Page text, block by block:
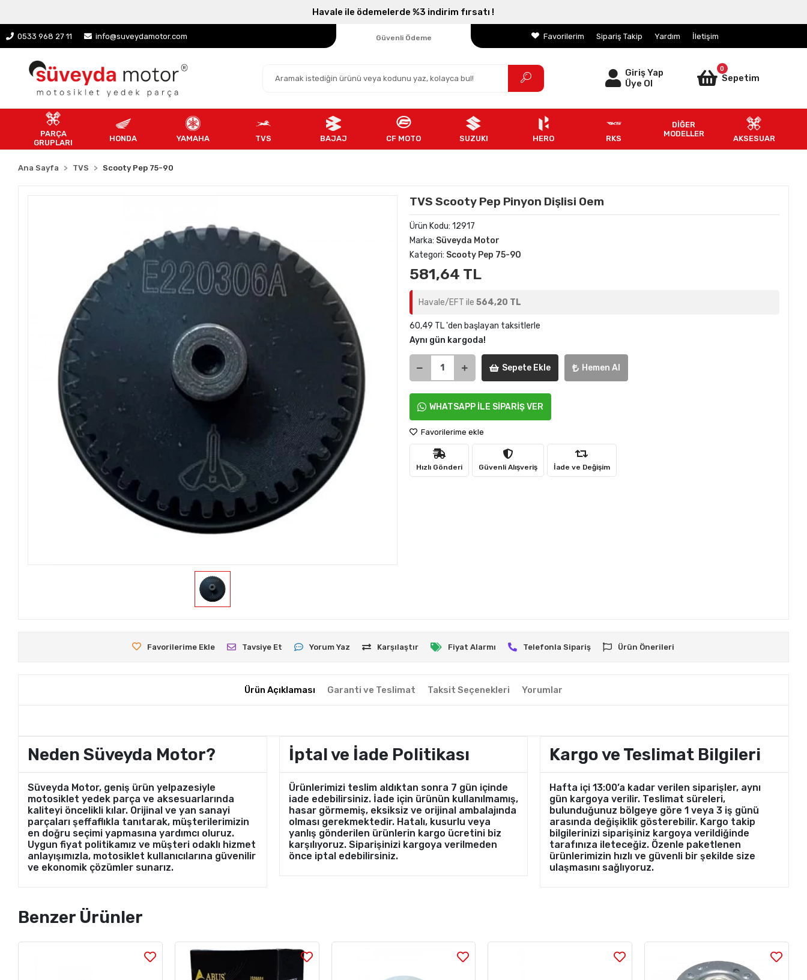
Havale ile ödemelerde %3 indirim fırsatı !
0533 968 27 11 info@suveydamotor.com
Parçanızın Online Adresi
Güvenli Ödeme
Favorilerim Sipariş Takip Yardım İletişim
Giriş Yap
Üye Ol
0
Sepetim
PARÇA
GRUPLARI
HONDA YAMAHA TVS BAJAJ CF MOTO SUZUKI HERO RKS
DİĞER
MODELLER
AKSESUAR
Ana Sayfa TVS Scooty Pep 75-90
TVS Scooty Pep Pinyon Dişlisi Oem
Ürün Kodu: 12917
Marka: Süveyda Motor
Kategori: Scooty Pep 75-90
581,64 TL
Havale/EFT ile 564,20 TL
60,49 TL 'den başlayan taksitlerle
Aynı gün kargoda!
Sepete Ekle Hemen Al
WHATSAPP İLE SİPARİŞ VER
Favorilerime ekle
Hızlı Gönderi Güvenli Alışveriş İade ve Değişim
Favorilerime Ekle Tavsiye Et Yorum Yaz Karşılaştır Fiyat Alarmı Telefonla Sipariş Ürün Önerileri
Ürün Açıklaması Garanti ve Teslimat Taksit Seçenekleri Yorumlar
Neden Süveyda Motor?
Süveyda Motor, geniş ürün yelpazesiyle
motosiklet yedek parça ve aksesuarlarında
kaliteyi öncelikli kılar. Orijinal ve yan sanayi
parçaları şeffaflıkla tanıtarak, müşterilerimizin
en doğru seçimi yapmasına yardımcı oluruz.
Uygun fiyat politikamız ve müşteri odaklı hizmet
anlayışımızla, motosiklet kullanıcılarına güvenilir
ve ekonomik çözümler sunarız.
İptal ve İade Politikası
Ürünlerimizi teslim aldıktan sonra 7 gün içinde
iade edebilirsiniz. İade için ürünün kullanılmamış,
hasar görmemiş, eksiksiz ve orijinal ambalajında
olması gerekmektedir. Hatalı, kusurlu veya
yanlış gönderilen ürünlerin kargo ücretini biz
karşılıyoruz. Siparişinizi kargoya verilmeden
önce iptal edebilirsiniz.
Kargo ve Teslimat Bilgileri
Hafta içi 13:00’a kadar verilen siparişler, aynı
gün kargoya verilir. Teslimat süreleri,
bulunduğunuz bölgeye göre 1 veya 3 iş günü
arasında değişiklik gösterebilir. Kargo takip
bilgilerinizi siparişiniz kargoya verildiğinde
tarafınıza ileteceğiz. Özenle paketlenen
ürünlerimizin hızlı ve güvenli bir şekilde size
ulaşmasını sağlıyoruz.
Benzer Ürünler